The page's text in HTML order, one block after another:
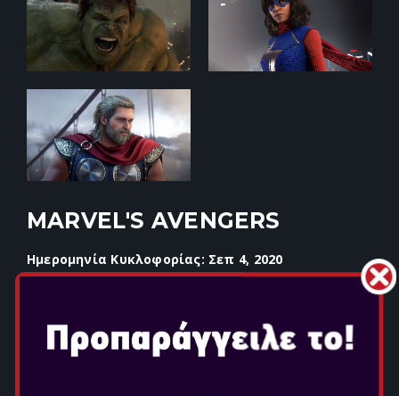
MARVEL'S AVENGERS
Ημερομηνία Κυκλοφορίας: Σεπ 4, 2020
ΤΟ MARVEL’S